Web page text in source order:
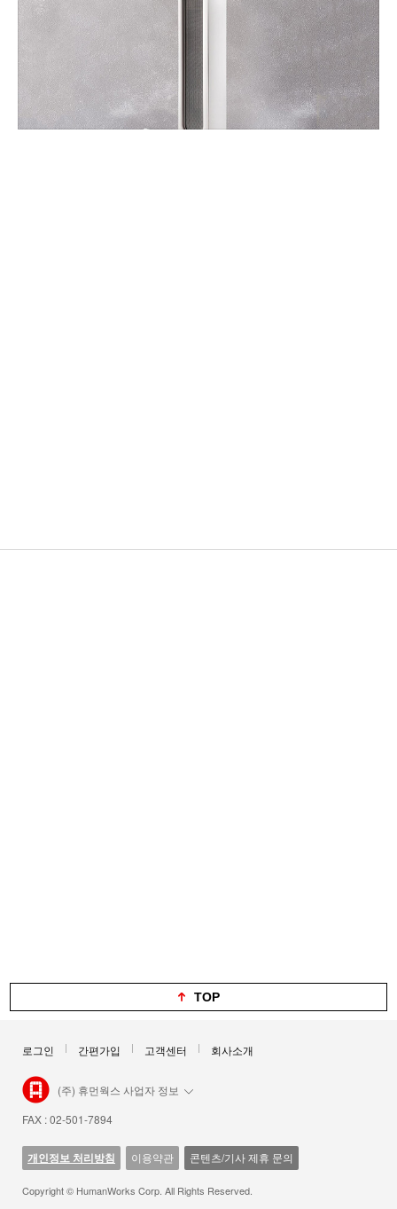
#엔뚜마노모노그램PTC히터EP770W
TOP
로그인 간편가입 고객센터 회사소개
(주) 휴먼웍스 사업자 정보
FAX : 02-501-7894
개인정보 처리방침 이용약관 콘텐츠/기사 제휴 문의
Copyright © HumanWorks Corp. All Rights Reserved.